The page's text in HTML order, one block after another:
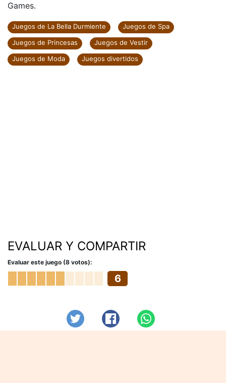
Games.
Juegos de La Bella Durmiente
Juegos de Spa
Juegos de Princesas
Juegos de Vestir
Juegos de Moda
Juegos divertidos
EVALUAR Y COMPARTIR
Evaluar este juego (8 votos):
6